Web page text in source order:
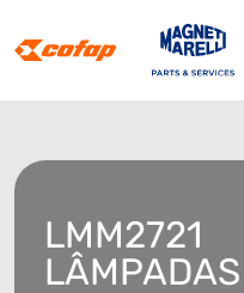
LMM2721
LÂMPADAS